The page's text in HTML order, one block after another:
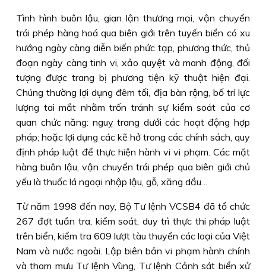
Tình hình buôn lậu, gian lận thương mại, vận chuyển
trái phép hàng hoá qua biên giới trên tuyến biển có xu
hướng ngày càng diễn biến phức tạp, phương thức, thủ
đoạn ngày càng tinh vi, xảo quyệt và manh động, đối
tượng được trang bị phương tiện kỹ thuật hiện đại.
Chúng thường lợi dụng đêm tối, địa bàn rộng, bố trí lực
lượng tai mắt nhằm trốn tránh sự kiểm soát của cơ
quan chức năng: nguỵ trang dưới các hoạt động hợp
pháp; hoặc lợi dụng các kẽ hở trong các chính sách, quy
định pháp luật để thực hiện hành vi vi phạm. Các mặt
hàng buôn lậu, vận chuyển trái phép qua biên giới chủ
yếu là thuốc lá ngoại nhập lậu, gỗ, xăng dầu…
Từ năm 1998 đến nay, Bộ Tư lệnh VCSB4 đã tổ chức
267 đợt tuần tra, kiểm soát, duy trì thực thi pháp luật
trên biển, kiểm tra 609 lượt tàu thuyền các loại của Việt
Nam và nước ngoài. Lập biên bản vi phạm hành chính
và tham mưu Tư lệnh Vùng, Tư lệnh Cảnh sát biển xử